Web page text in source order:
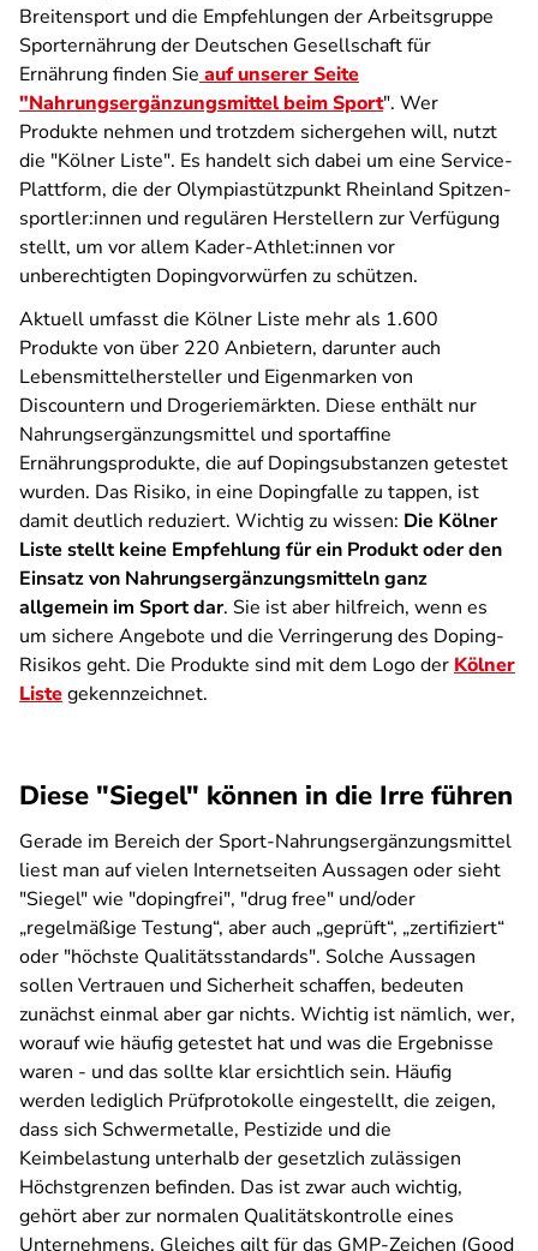
Breitensport und die Empfehlungen der Arbeitsgruppe
Sporternährung der Deutschen Gesellschaft für
Ernährung finden Sie auf unserer Seite
"Nahrungsergänzungsmittel beim Sport". Wer
Produkte nehmen und trotzdem sichergehen will, nutzt
die "Kölner Liste". Es handelt sich dabei um eine Service-
Plattform, die der Olympia­stützpunkt Rheinland Spitzen­
sportler:innen und regulären Herstellern zur Verfügung
stellt, um vor allem Kader-Athlet:innen vor
unberechtigten Dopingvorwürfen zu schützen.
Aktuell umfasst die Kölner Liste mehr als 1.600
Produkte von über 220 Anbietern, darunter auch
Lebensmittelhersteller und Eigenmarken von
Discountern und Drogeriemärkten. Diese enthält nur
Nahrungs­ergänzungs­mittel und sportaffine
Ernährungsprodukte, die auf Doping­substanzen getestet
wurden. Das Risiko, in eine Dopingfalle zu tappen, ist
damit deutlich reduziert. Wichtig zu wissen: Die Kölner
Liste stellt keine Empfehlung für ein Produkt oder den
Einsatz von Nahrungs­ergänzung­smitteln ganz
allgemein im Sport dar. Sie ist aber hilfreich, wenn es
um sichere Angebote und die Verringerung des Doping-
Risikos geht. Die Produkte sind mit dem Logo der Kölner
Listegekennzeichnet.
Diese "Siegel" können in die Irre führen
Gerade im Bereich der Sport-Nahrungsergänzungsmittel
liest man auf vielen Internetseiten Aussagen oder sieht
"Siegel" wie "dopingfrei", "drug free" und/oder
„regelmäßige Testung“, aber auch „geprüft“, „zertifiziert“
oder "höchste Qualitätsstandards". Solche Aussagen
sollen Vertrauen und Sicherheit schaffen, bedeuten
zunächst einmal aber gar nichts. Wichtig ist nämlich, wer,
worauf wie häufig getestet hat und was die Ergebnisse
waren - und das sollte klar ersichtlich sein. Häufig
werden lediglich Prüfprotokolle eingestellt, die zeigen,
dass sich Schwermetalle, Pestizide und die
Keimbelastung unterhalb der gesetzlich zulässigen
Höchstgrenzen befinden. Das ist zwar auch wichtig,
gehört aber zur normalen Qualitätskontrolle eines
Unternehmens. Gleiches gilt für das GMP-Zeichen (Good